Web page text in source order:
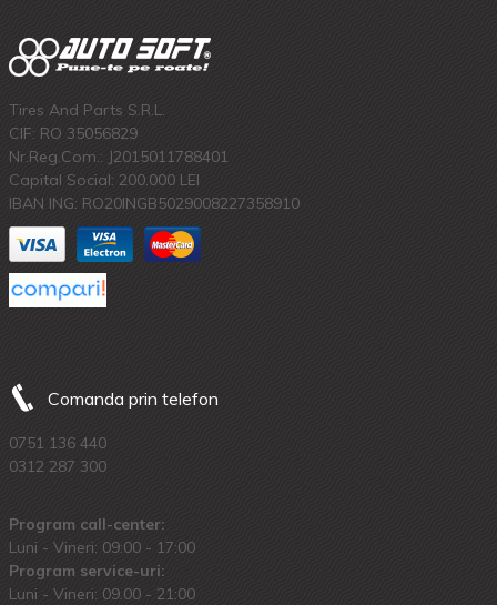
Tires And Parts S.R.L.
CIF: RO 35056829
Nr.Reg.Com.: J2015011788401
Capital Social: 200.000 LEI
IBAN ING: RO20INGB5029008227358910
Comanda prin telefon
0751 136 440
0312 287 300
Program call-center:
Luni - Vineri: 09:00 - 17:00
Program service-uri:
Luni - Vineri: 09.00 - 21:00